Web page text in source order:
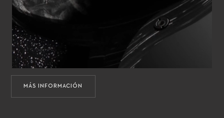
MÁS INFORMACIÓN